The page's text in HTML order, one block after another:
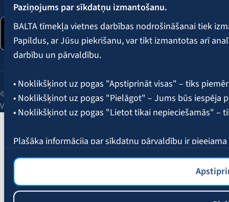
Paziņojums par sīkdatņu izmantošanu.
BALTA tīmekļa vietnes darbības nodrošināšanai tiek
Papildus, ar Jūsu piekrišanu, var tikt izmantotas arī
darbību un pārvaldību.
• Noklikšķinot uz pogas "Apstiprināt visas" – tiks
• Noklikšķinot uz pogas "Pielāgot" – Jums būs iespēja
• Noklikšķinot uz pogas "Lietot tikai nepieciešamās" –
Plašāka informācija par sīkdatņu pārvaldību ir pieejama
© 2026 AAS BALTA | Skanstes iela 25, Rīga, LV-1013, Latvija.
Vienotais reģ. Nr. 40003049409.